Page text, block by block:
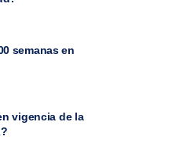
semanas en
vigencia de la